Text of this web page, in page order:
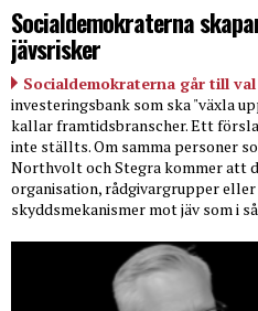
Socialdemokraterna
jävsrisker
Socialdemokraterna går till val
investeringsbank som ska "växla
kallar framtidsbranscher. Ett
inte ställts. Om samma personer
Northvolt och Stegra kommer att
organisation, rådgivargrupper
skyddsmekanismer mot jäv som i